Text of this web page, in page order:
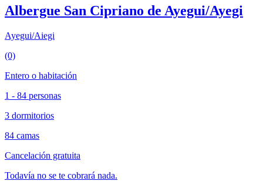
Albergue San Cipriano de Ayegui/Ayegi
Ayegui/Aiegi
(0)
Entero o habitación
1 - 84 personas
3 dormitorios
84 camas
Cancelación gratuita
Todavía no se te cobrará nada.